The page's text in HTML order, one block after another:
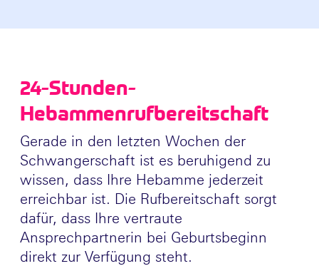
24-Stunden-
Hebammenrufbereitschaft
Gerade in den letzten Wochen der
Schwangerschaft ist es beruhigend zu
wissen, dass Ihre Hebamme jederzeit
erreichbar ist. Die Rufbereitschaft sorgt
dafür, dass Ihre vertraute
Ansprechpartnerin bei Geburtsbeginn
direkt zur Verfügung steht.